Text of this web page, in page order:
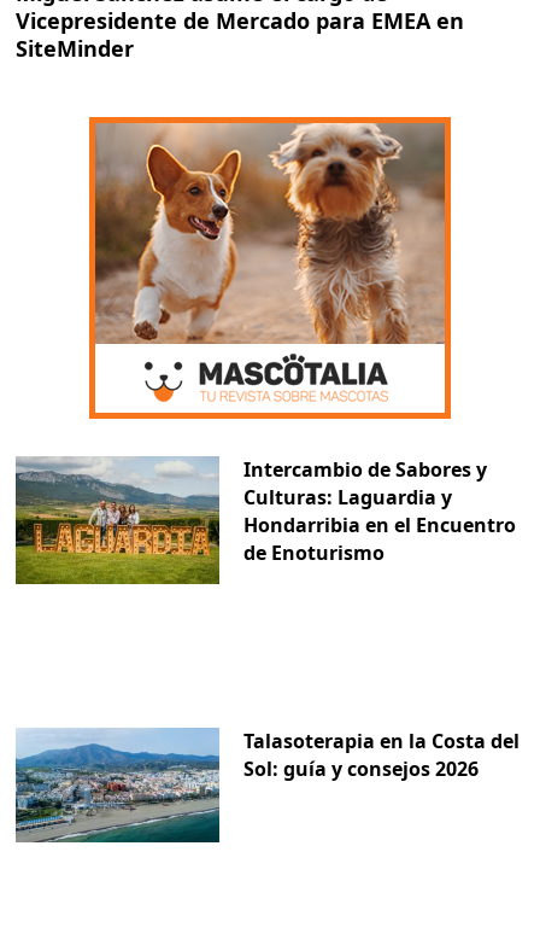
Vicepresidente de Mercado para EMEA en
SiteMinder
Intercambio de Sabores y
Culturas: Laguardia y
Hondarribia en el Encuentro
de Enoturismo
Talasoterapia en la Costa del
Sol: guía y consejos 2026